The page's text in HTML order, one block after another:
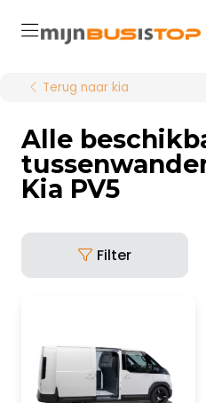
Terug naar kia
Alle
Kia PV5
Filter